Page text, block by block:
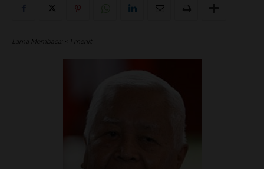
Lama Membaca: < 1 menit